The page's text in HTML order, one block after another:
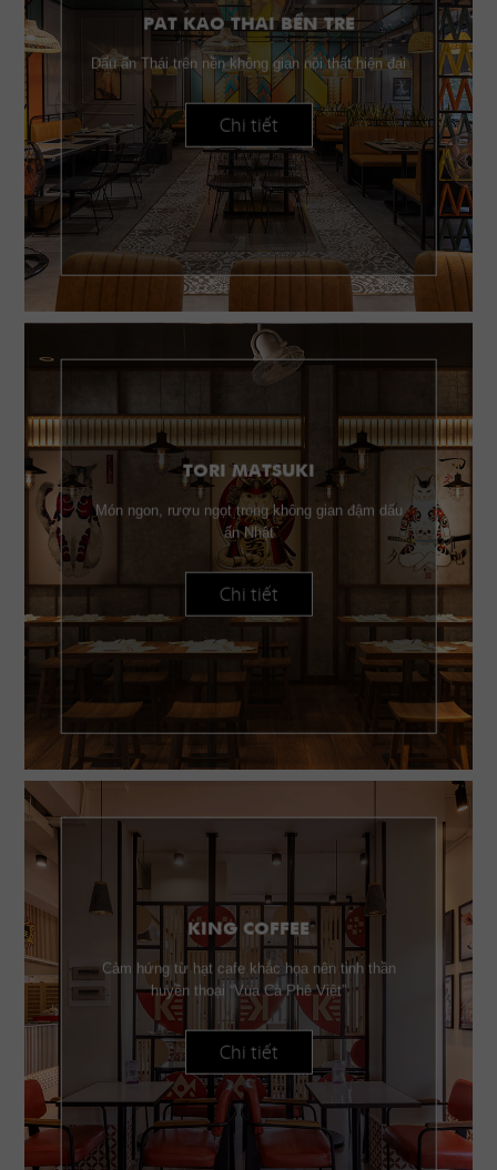
PAT KAO THAI BẾN TRE
Dấu ấn Thái trên nền không gian nội thất hiện đại
Chi tiết
TORI MATSUKI
Món ngon, rượu ngọt trong không gian đậm dấu
ấn Nhật
Chi tiết
KING COFFEE
Cảm hứng từ hạt cafe khắc họa nên tinh thần
huyền thoại “Vua Cà Phê Việt”
Chi tiết